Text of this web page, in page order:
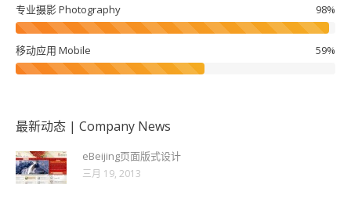
专业摄影 Photography 98%
移动应用 Mobile 59%
最新动态 | Company News
eBeijing页面版式设计
三月 19, 2013